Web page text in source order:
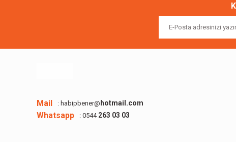
Bu ürüne benzer farklı alternatifler olmalı.
Mail : habipbener@ hotmail.com
Whatsapp : 0544263 03 03